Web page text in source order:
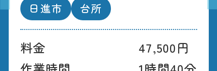
日進市 台所
料金
47,500円